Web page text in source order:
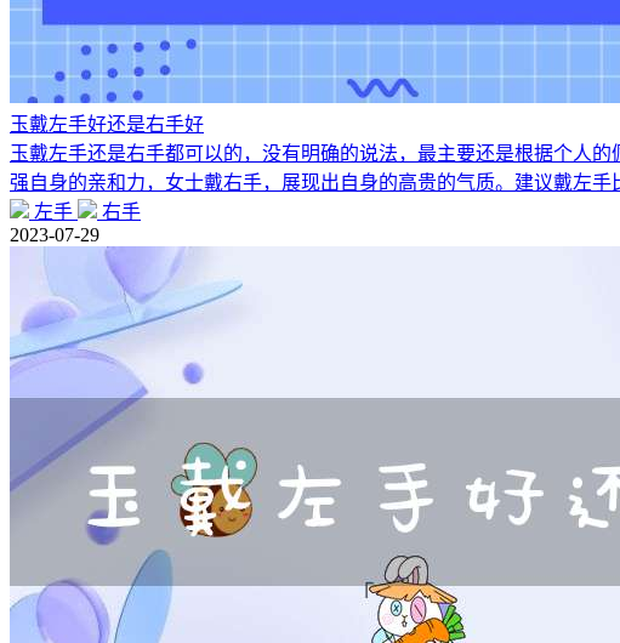
玉戴左手好还是右手好
玉戴左手还是右手都可以的，没有明确的说法，最主要还是根据个人
强自身的亲和力，女士戴右手，展现出自身的高贵的气质。建议戴左手
左手
右手
2023-07-29